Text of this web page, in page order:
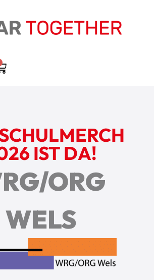
IST DA!
ORG
WELS